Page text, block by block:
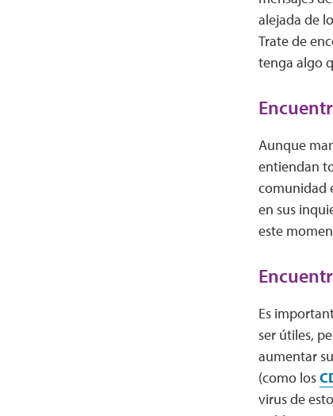
alejada de
Trate de
tenga algo
Aunque
entiendan
comunidad
en sus
este
Es
ser útiles,
aumentar
(como los
virus de